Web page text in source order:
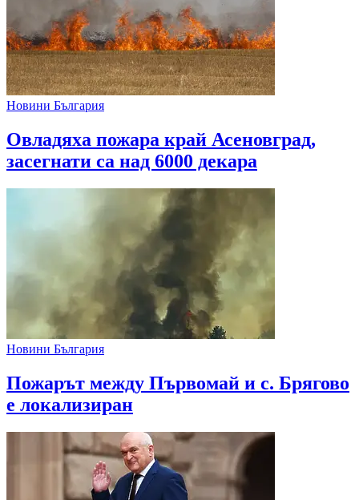
Новини България
Овладяха пожара край Асеновград,
засегнати са над 6000 декара
Новини България
Пожарът между Първомай и с. Брягово
е локализиран